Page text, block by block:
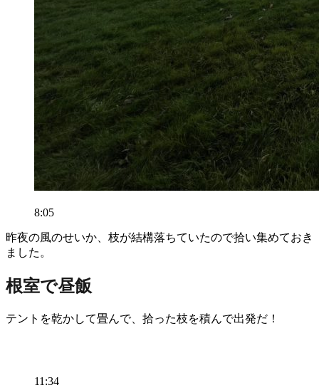
8:05
昨夜の風のせいか、枝が結構落ちていたので拾い集めておき
ました。
根室で昼飯
テントを乾かして畳んで、拾った枝を積んで出発だ！
11:34